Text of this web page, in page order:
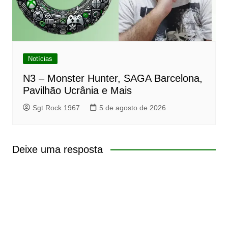
Notícias
N3 – Monster Hunter, SAGA Barcelona,
Pavilhão Ucrânia e Mais
Sgt Rock 1967 5 de agosto de 2026
Deixe uma resposta